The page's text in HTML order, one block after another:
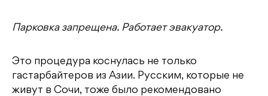
Парковка запрещена. Работает эвакуатор.
Это процедура коснулась не только
гастарбайтеров из Азии. Русским, которые не
живут в Сочи, тоже было рекомендовано